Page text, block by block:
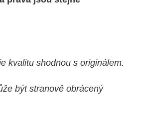
kvalitu shodnou s originálem.
být stranově obrácený